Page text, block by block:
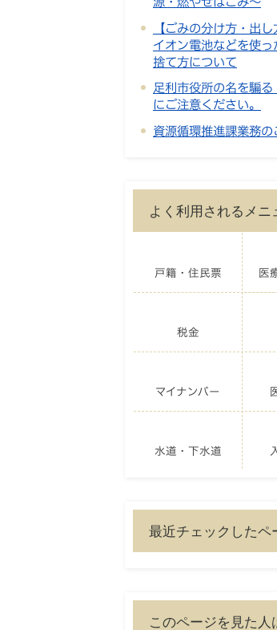
【ごみの分け方・出
イオン電池などを使っ
捨て方について
足利市役所の名を騙る
にご注意ください。
資源循環推進課業務の
よく利用されるメニ
戸籍・住民票 医
税金
マイナンバー
水道・下水道
最近チェックしたペ
このページを見た人